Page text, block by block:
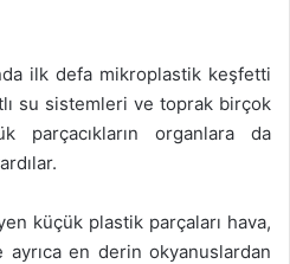
ilk defa mikroplastik keşfetti
su sistemleri ve toprak birçok
parçacıkların organlara da
küçük plastik parçaları hava,
en derin okyanuslardan